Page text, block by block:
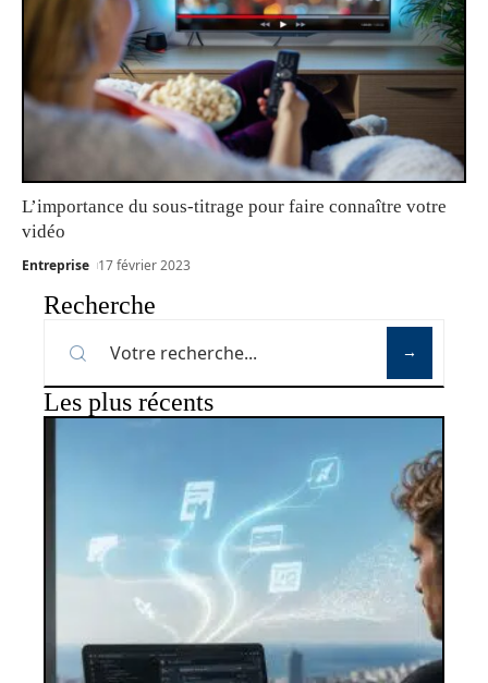
L’importance du sous-titrage pour faire connaître votre
vidéo
Entreprise 17 février 2023
Recherche
Les plus récents